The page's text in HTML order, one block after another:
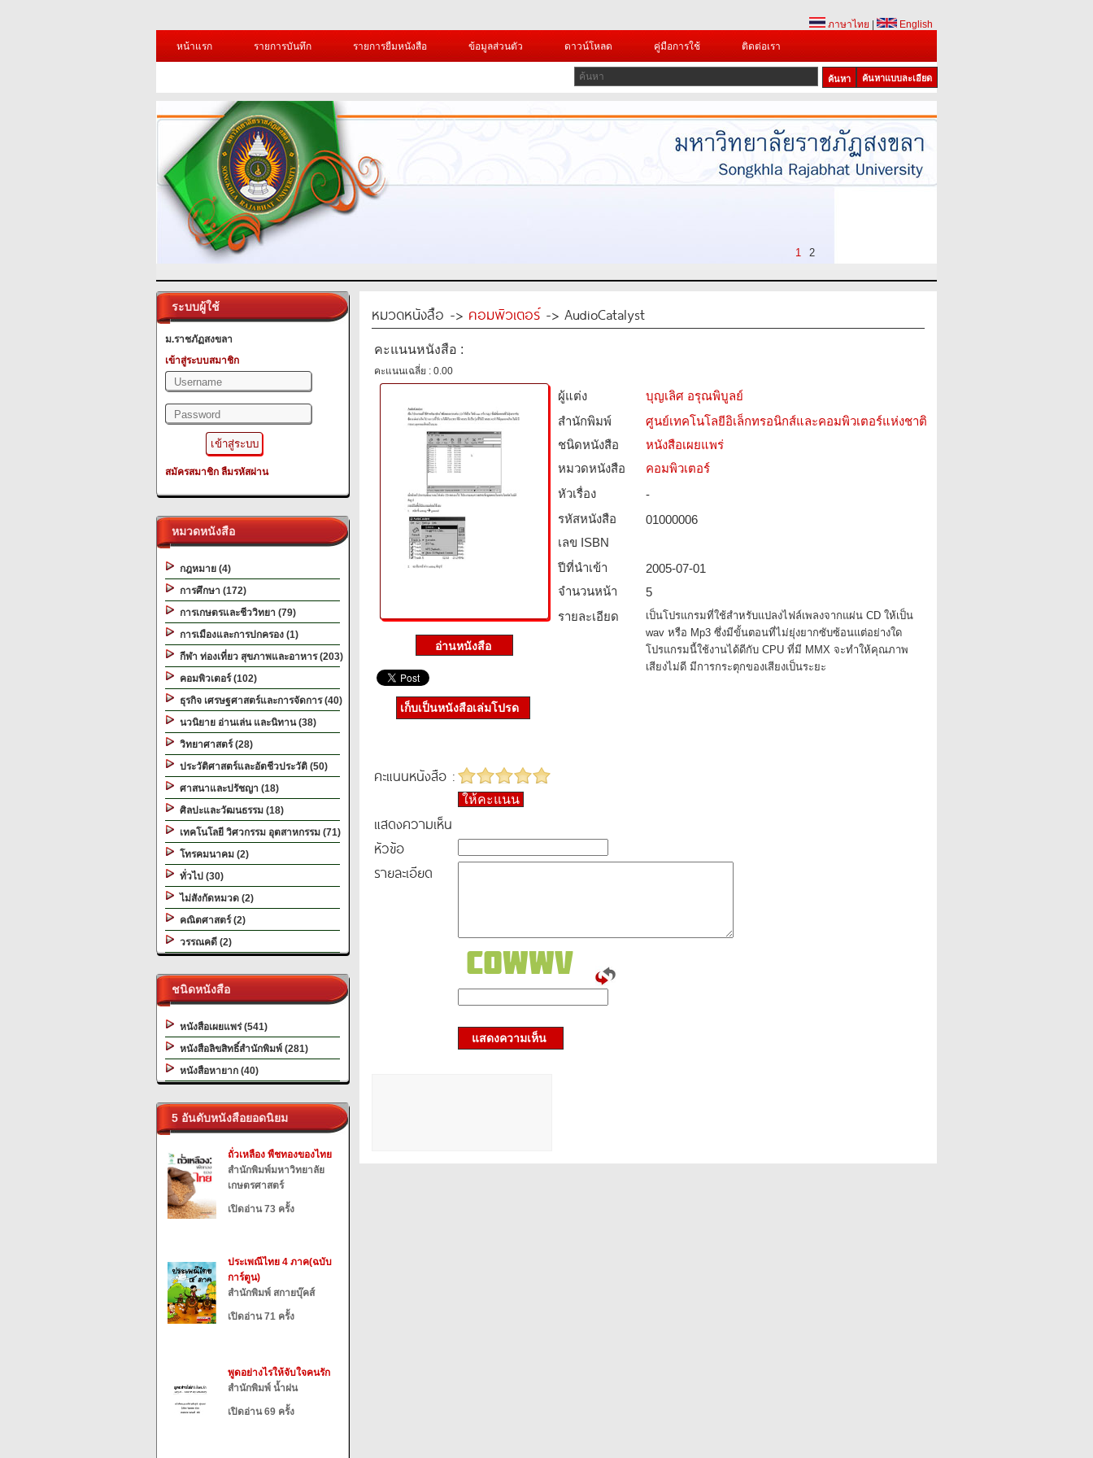
ภาษาไทย
English
หน้าแรก
รายการบันทึก รายการยืมหนังสือ ข้อมูลส่วนตัว ดาวน์โหลด คู่มือการใช้ ติดต่อเรา
ค้นหาแบบละเอียด
1 2
ระบบผู้ใช้
ม.ราชภัฏสงขลา
เข้าสู่ระบบสมาชิก
สมัครสมาชิก ลืมรหัสผ่าน
หมวดหนังสือ
กฎหมาย (4)
การศึกษา (172)
การเกษตรและชีววิทยา (79)
การเมืองและการปกครอง (1)
กีฬา ท่องเที่ยว สุขภาพและอาหาร (203)
คอมพิวเตอร์ (102)
ธุรกิจ เศรษฐศาสตร์และการจัดการ (40)
นวนิยาย อ่านเล่น และนิทาน (38)
วิทยาศาสตร์ (28)
ประวัติศาสตร์และอัตชีวประวัติ (50)
ศาสนาและปรัชญา (18)
ศิลปะและวัฒนธรรม (18)
เทคโนโลยี วิศวกรรม อุตสาหกรรม (71)
โทรคมนาคม (2)
ทั่วไป (30)
ไม่สังกัดหมวด (2)
คณิตศาสตร์ (2)
วรรณคดี (2)
ชนิดหนังสือ
หนังสือเผยแพร่ (541)
หนังสือลิขสิทธิ์สำนักพิมพ์ (281)
หนังสือหายาก (40)
5 อันดับหนังสือยอดนิยม
ถั่วเหลือง พืชทองของไทย
สำนักพิมพ์มหาวิทยาลัย
เกษตรศาสตร์
เปิดอ่าน 73 ครั้ง
ประเพณีไทย 4 ภาค(ฉบับ
การ์ตูน)
สำนักพิมพ์ สกายบุ๊คส์
เปิดอ่าน 71 ครั้ง
พูดอย่างไรให้จับใจคนรัก
สำนักพิมพ์ น้ำฝน
เปิดอ่าน 69 ครั้ง
หมวดหนังสือ -> คอมพิวเตอร์-> AudioCatalyst
คะแนนหนังสือ :
คะแนนเฉลี่ย : 0.00
ผู้แต่ง
บุญเลิศ อรุณพิบูลย์
สำนักพิมพ์
ศูนย์เทคโนโลยีอิเล็กทรอนิกส์และคอมพิวเตอร์แห่งชาติ
ชนิดหนังสือ­
หนังสือเผยแพร่
หมวดหนังสือ­
คอมพิวเตอร์
หัวเรื่อง
-
รหัสหนังสือ­
01000006
เลข ISBN
ปีที่นำเข้า
2005-07-01
จำนวนหน้า
5
รายละเอียด
เป็นโปรแกรมที่ใช้สำหรับแปลงไฟล์เพลงจากแผ่น CD ให้เป็น
wav หรือ Mp3 ซึ่งมีขั้นตอนที่ไม่ยุ่งยากซับซ้อนแต่อย่างใด
โปรแกรมนี้ใช้งานได้ดีกับ CPU ที่มี MMX จะทำให้คุณภาพ
เสียงไม่ดี มีการกระตุกของเสียงเป็นระยะ
เก็บเป็นหนังสือเล่มโปรด
คะแนนหนังสือ :
ให้คะแนน
แสดงความเห็น
หัวข้อ
รายละเอียด
แสดงความเห็น